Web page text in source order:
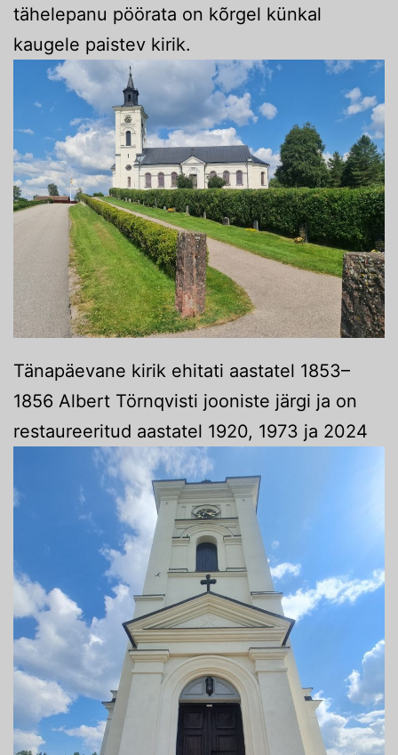
tähelepanu pöörata on kõrgel künkal
kaugele paistev kirik.
Tänapäevane kirik ehitati aastatel 1853–
1856 Albert Törnqvisti jooniste järgi ja on
restaureeritud aastatel 1920, 1973 ja 2024